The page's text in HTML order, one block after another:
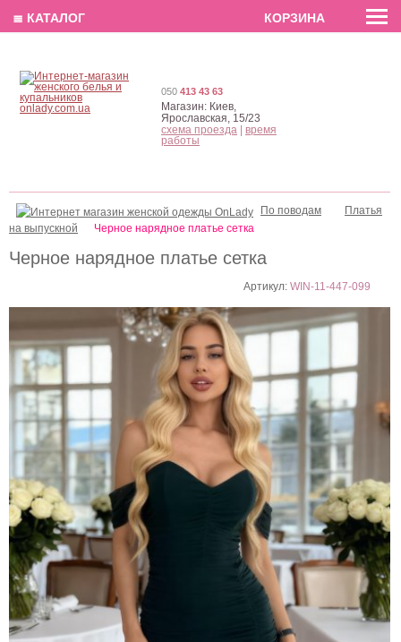
EN РУС
Черное нарядное платье сетка
Артикул:WIN-11-447-099
По поводам
Платья
на выпускной
Черное нарядное платье сетка
050 413 43 63
Магазин: Киев,
Ярославская, 15/23
схема проезда
время
работы
≣ КАТАЛОГ КОРЗИНА